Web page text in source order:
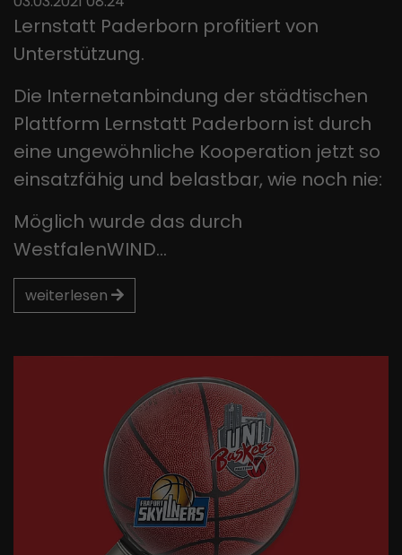
Lernstatt Paderborn profitiert von
Unterstützung.
Die Internetanbindung der städtischen
Plattform Lernstatt Paderborn ist durch
eine ungewöhnliche Kooperation jetzt so
einsatzfähig und belastbar, wie noch nie:
Möglich wurde das durch
WestfalenWIND…
weiterlesen